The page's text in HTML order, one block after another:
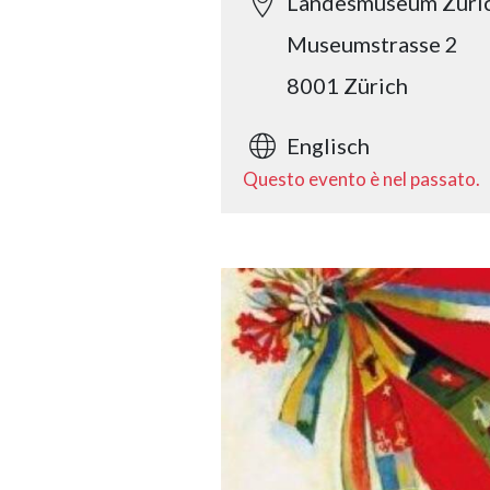
Museumstrasse 2
8001 Zürich
Englisch
Questo evento è nel passato.